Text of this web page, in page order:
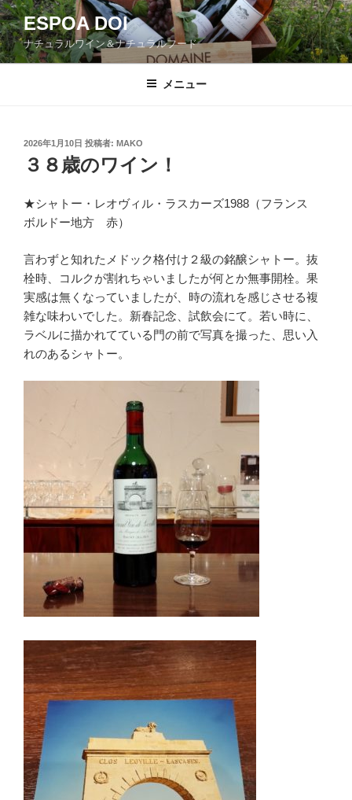
コ
ン
テ
ン
ESPOA DOI
ナチュラルワイン＆ナチュラルフード
メニュー
投
稿
日:
2026年1月10日 投稿者: MAKO
３８歳のワイン！
★シャトー・レオヴィル・ラスカーズ1988（フランス
ボルドー地方 赤）
言わずと知れたメドック格付け２級の銘醸シャトー。抜
栓時、コルクが割れちゃいましたが何とか無事開栓。果
実感は無くなっていましたが、時の流れを感じさせる複
雑な味わいでした。新春記念、試飲会にて。若い時に、
ラベルに描かれてている門の前で写真を撮った、思い入
れのあるシャトー。